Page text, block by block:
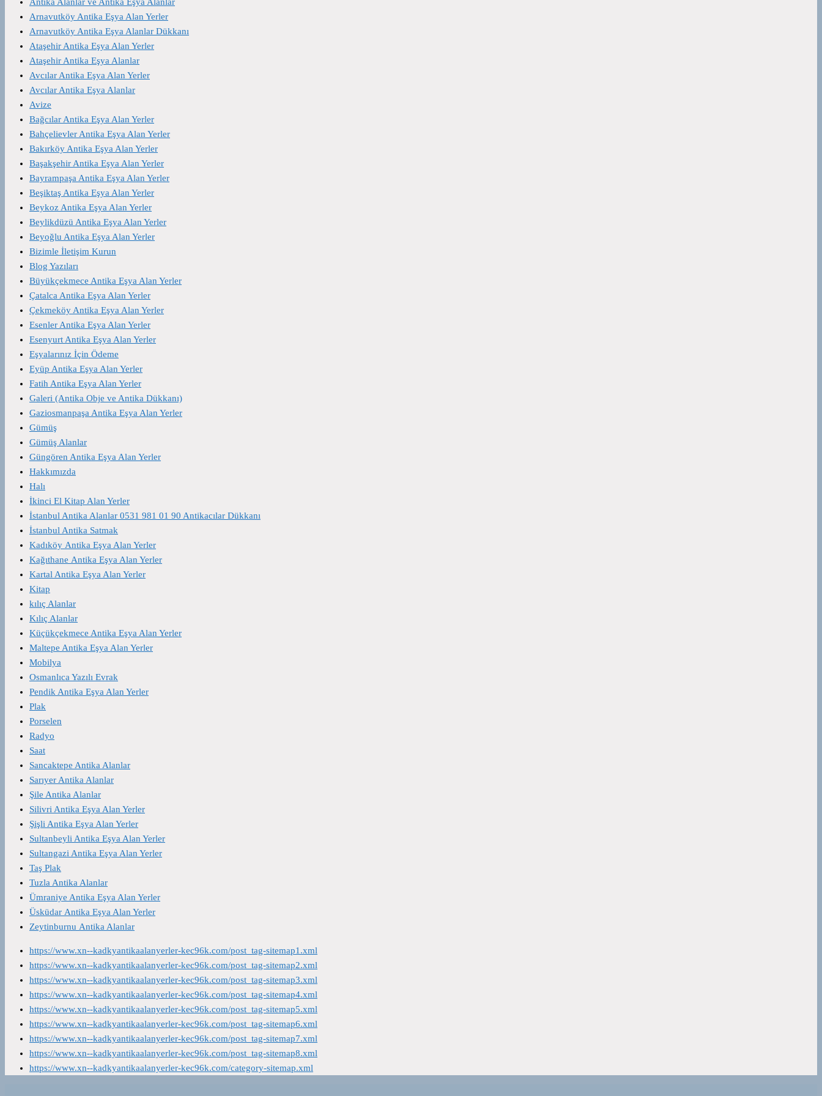
Arnavutköy Antika Eşya Alan Yerler
Arnavutköy Antika Eşya Alanlar Dükkanı
Ataşehir Antika Eşya Alan Yerler
Ataşehir Antika Eşya Alanlar
Avcılar Antika Eşya Alan Yerler
Avcılar Antika Eşya Alanlar
Avize
Bağcılar Antika Eşya Alan Yerler
Bahçelievler Antika Eşya Alan Yerler
Bakırköy Antika Eşya Alan Yerler
Başakşehir Antika Eşya Alan Yerler
Bayrampaşa Antika Eşya Alan Yerler
Beşiktaş Antika Eşya Alan Yerler
Beykoz Antika Eşya Alan Yerler
Beylikdüzü Antika Eşya Alan Yerler
Beyoğlu Antika Eşya Alan Yerler
Bizimle İletişim Kurun
Blog Yazıları
Büyükçekmece Antika Eşya Alan Yerler
Çatalca Antika Eşya Alan Yerler
Çekmeköy Antika Eşya Alan Yerler
Esenler Antika Eşya Alan Yerler
Esenyurt Antika Eşya Alan Yerler
Eşyalarınız İçin Ödeme
Eyüp Antika Eşya Alan Yerler
Fatih Antika Eşya Alan Yerler
Galeri (Antika Obje ve Antika Dükkanı)
Gaziosmanpaşa Antika Eşya Alan Yerler
Gümüş
Gümüş Alanlar
Güngören Antika Eşya Alan Yerler
Hakkımızda
Halı
İkinci El Kitap Alan Yerler
İstanbul Antika Alanlar 0531 981 01 90 Antikacılar Dükkanı
İstanbul Antika Satmak
Kadıköy Antika Eşya Alan Yerler
Kağıthane Antika Eşya Alan Yerler
Kartal Antika Eşya Alan Yerler
Kitap
kılıç Alanlar
Kılıç Alanlar
Küçükçekmece Antika Eşya Alan Yerler
Maltepe Antika Eşya Alan Yerler
Mobilya
Osmanlıca Yazılı Evrak
Pendik Antika Eşya Alan Yerler
Plak
Porselen
Radyo
Saat
Sancaktepe Antika Alanlar
Sarıyer Antika Alanlar
Şile Antika Alanlar
Silivri Antika Eşya Alan Yerler
Şişli Antika Eşya Alan Yerler
Sultanbeyli Antika Eşya Alan Yerler
Sultangazi Antika Eşya Alan Yerler
Taş Plak
Tuzla Antika Alanlar
Ümraniye Antika Eşya Alan Yerler
Üsküdar Antika Eşya Alan Yerler
Zeytinburnu Antika Alanlar
https://www.xn--kadkyantikaalanyerler-kec96k.com/post_tag-sitemap1.xml
https://www.xn--kadkyantikaalanyerler-kec96k.com/post_tag-sitemap2.xml
https://www.xn--kadkyantikaalanyerler-kec96k.com/post_tag-sitemap3.xml
https://www.xn--kadkyantikaalanyerler-kec96k.com/post_tag-sitemap4.xml
https://www.xn--kadkyantikaalanyerler-kec96k.com/post_tag-sitemap5.xml
https://www.xn--kadkyantikaalanyerler-kec96k.com/post_tag-sitemap6.xml
https://www.xn--kadkyantikaalanyerler-kec96k.com/post_tag-sitemap7.xml
https://www.xn--kadkyantikaalanyerler-kec96k.com/post_tag-sitemap8.xml
https://www.xn--kadkyantikaalanyerler-kec96k.com/category-sitemap.xml